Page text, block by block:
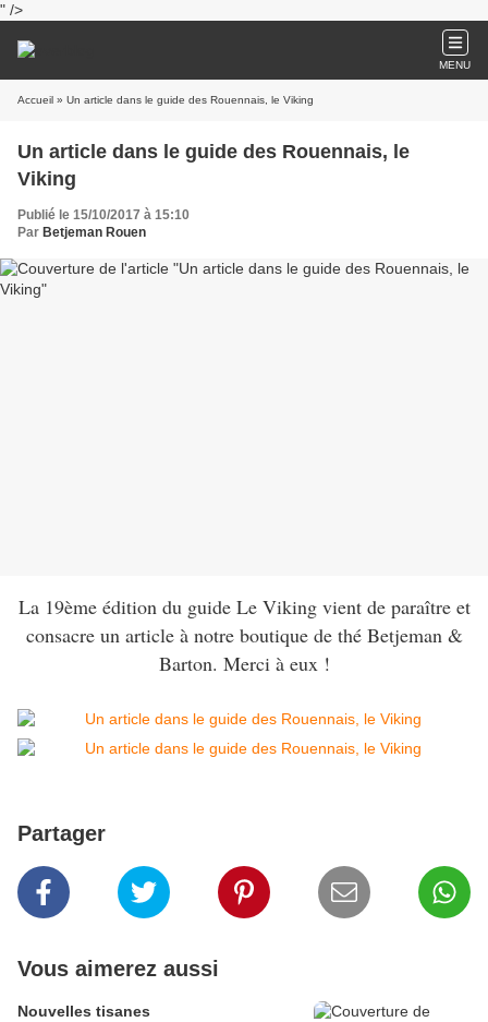
" />
MENU
Accueil » Un article dans le guide des Rouennais, le Viking
Un article dans le guide des Rouennais, le
Viking
Publié le 15/10/2017 à 15:10
Par Betjeman Rouen
La 19ème édition du guide Le Viking vient de paraître et
consacre un article à notre boutique de thé Betjeman &
Barton. Merci à eux !
Partager
Vous aimerez aussi
Nouvelles tisanes